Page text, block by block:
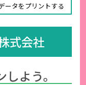
ータをプリントする
式会社
よう。